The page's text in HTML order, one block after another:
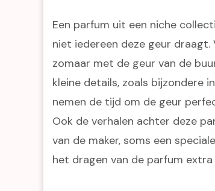
Een parfum uit een niche
niet iedereen deze geur
zomaar met de geur van de
kleine details, zoals bijzondere
nemen de tijd om de geur
Ook de verhalen achter deze
van de maker, soms een
het dragen van de parfum extra